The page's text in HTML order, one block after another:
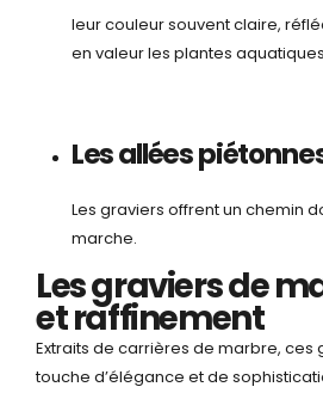
leur couleur souvent claire,
en valeur les plantes
Les allées
Les graviers offrent un chemin
marche.
Les graviers de
et raffinement
Extraits de carrières de marbre, ces
touche d’élégance et de